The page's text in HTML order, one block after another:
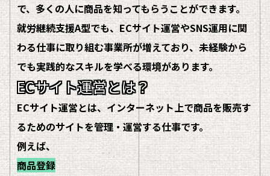
で、多くの人に商品を知ってもらうことができます。
就労継続支援A型でも、ECサイト運営やSNS運用に関
わる仕事に取り組む事業所が増えており、未経験から
でも実践的なスキルを学べる環境があります。
ECサイト運営とは？
ECサイト運営とは、インターネット上で商品を販売す
るためのサイトを管理・運営する仕事です。
例えば、
商品登録